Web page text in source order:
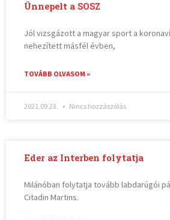
Ünnepelt a SOSZ
Jól vizsgázott a magyar sport a
nehezített másfél évben,
TOVÁBB OLVASOM »
2021.09.23. Nincs hozzászólás
Eder az Interben folytatja
Milánóban folytatja tovább labdarúgói
Citadin Martins.